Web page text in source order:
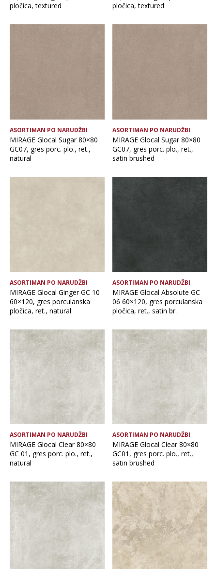
pločica, textured
pločica, textured
ASORTIMAN PO NARUDŽBI
MIRAGE Glocal Sugar 80×80
GC07, gres porc. plo., ret.,
natural
ASORTIMAN PO NARUDŽBI
MIRAGE Glocal Sugar 80×80
GC07, gres porc. plo., ret.,
satin brushed
ASORTIMAN PO NARUDŽBI
MIRAGE Glocal Ginger GC 10
60×120, gres porculanska
pločica, ret., natural
ASORTIMAN PO NARUDŽBI
MIRAGE Glocal Absolute GC
06 60×120, gres porculanska
pločica, ret., satin br.
ASORTIMAN PO NARUDŽBI
MIRAGE Glocal Clear 80×80
GC 01, gres porc. plo., ret.,
natural
ASORTIMAN PO NARUDŽBI
MIRAGE Glocal Clear 80×80
GC01, gres porc. plo., ret.,
satin brushed